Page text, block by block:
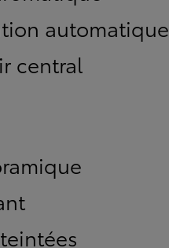
automatique
central